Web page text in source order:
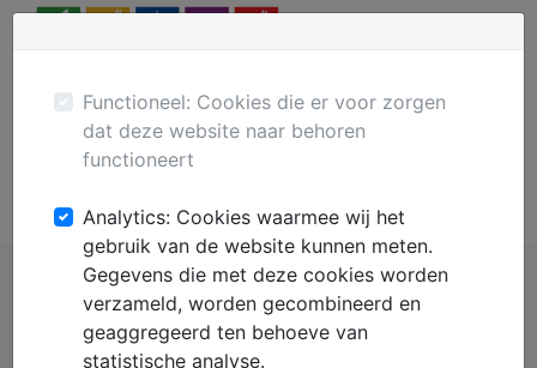
Plaats gratis advertentie
Mechanisatie